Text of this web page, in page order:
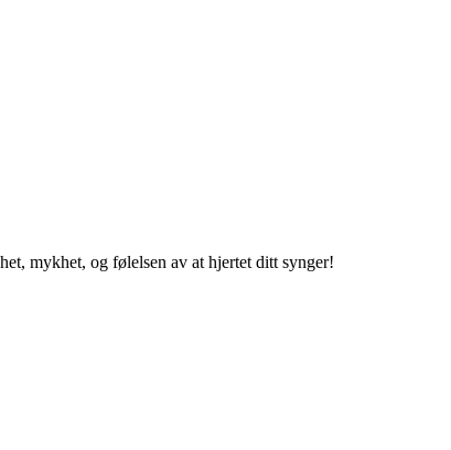
mykhet, og følelsen av at hjertet ditt synger!